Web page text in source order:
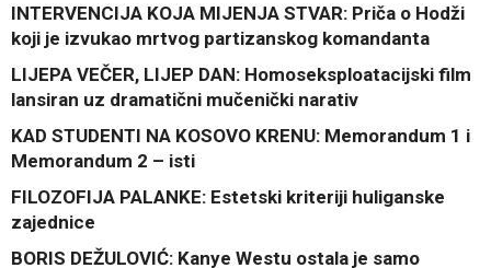
INTERVENCIJA KOJA MIJENJA STVAR: Priča o Hodži
koji je izvukao mrtvog partizanskog komandanta
LIJEPA VEČER, LIJEP DAN: Homoseksploatacijski film
lansiran uz dramatični mučenički narativ
KAD STUDENTI NA KOSOVO KRENU: Memorandum 1 i
Memorandum 2 – isti
FILOZOFIJA PALANKE: Estetski kriteriji huliganske
zajednice
BORIS DEŽULOVIĆ: Kanye Westu ostala je samo